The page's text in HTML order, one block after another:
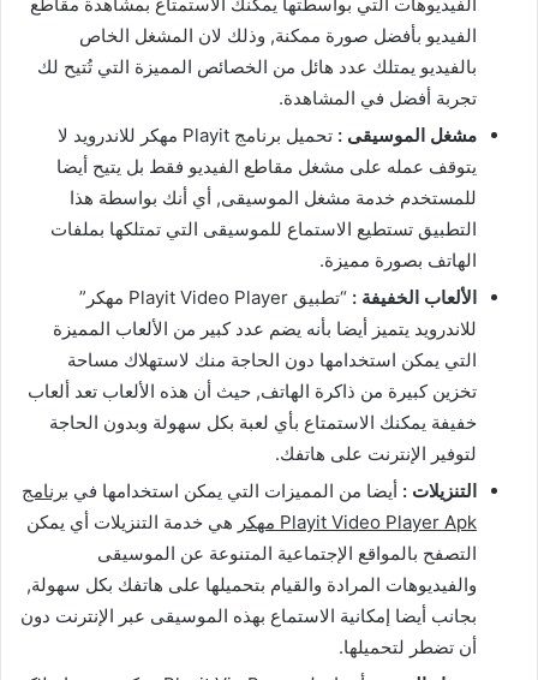
الفيديو بأفضل صورة ممكنة, وذلك لان المشغل الخاص
بالفيديو يمتلك عدد هائل من الخصائص المميزة التي تُتيح لك
تجربة أفضل في المشاهدة.
مشغل الموسيقى :
تحميل برنامج Playit مهكر للاندرويد لا
يتوقف عمله على مشغل مقاطع الفيديو فقط بل يتيح أيضا
للمستخدم خدمة مشغل الموسيقى, أي أنك بواسطة هذا
التطبيق تستطيع الاستماع للموسيقى التي تمتلكها بملفات
الهاتف بصورة مميزة.
الألعاب الخفيفة :
“تطبيق Playit Video Player مهكر”
للاندرويد يتميز أيضا بأنه يضم عدد كبير من الألعاب المميزة
التي يمكن استخدامها دون الحاجة منك لاستهلاك مساحة
تخزين كبيرة من ذاكرة الهاتف, حيث أن هذه الألعاب تعد ألعاب
خفيفة يمكنك الاستمتاع بأي لعبة بكل سهولة وبدون الحاجة
لتوفير الإنترنت على هاتفك.
التنزيلات : أيضا من المميزات التي يمكن استخدامها في برنامج
Playit Video Player Apk مهكر
هي خدمة التنزيلات أي يمكن
التصفح بالمواقع الإجتماعية المتنوعة عن الموسيقى
والفيديوهات المرادة والقيام بتحميلها على هاتفك بكل سهولة,
بجانب أيضا إمكانية الاستماع بهذه الموسيقى عبر الإنترنت دون
أن تضطر لتحميلها.